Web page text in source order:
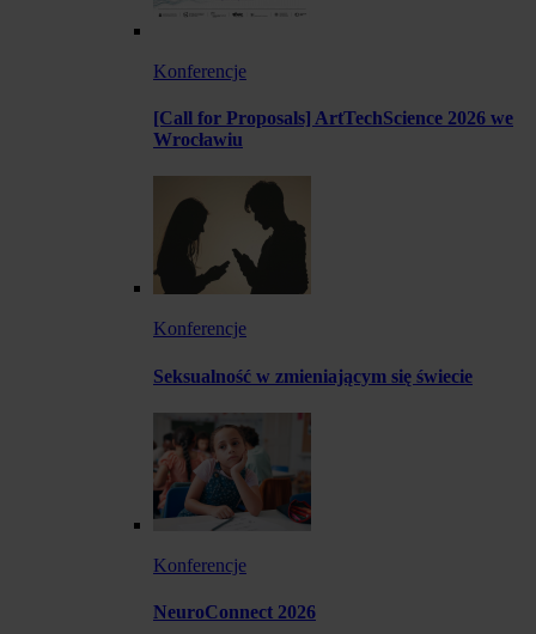
Konferencje
[Call for Proposals] ArtTechScience 2026 we
Wrocławiu
Konferencje
Seksualność w zmieniającym się świecie
Konferencje
NeuroConnect 2026